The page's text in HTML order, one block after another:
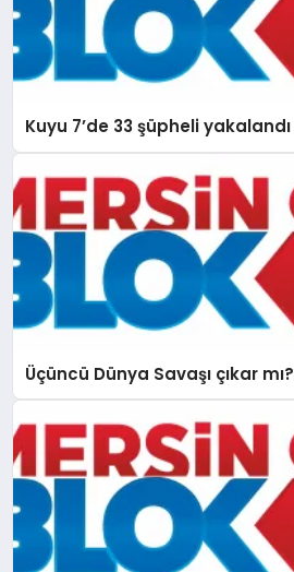
Kuyu 7’de 33 şüpheli yakalandı
Üçüncü Dünya Savaşı çıkar mı?